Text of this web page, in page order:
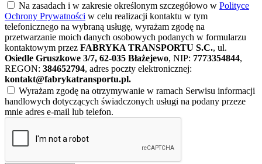
Na zasadach i w zakresie określonym szczegółowo w Polityce
Ochrony Prywatności w celu realizacji kontaktu w tym
telefonicznego na wybraną usługę, wyrażam zgodę na
przetwarzanie moich danych osobowych podanych w formularzu
kontaktowym przez FABRYKA TRANSPORTU S.C., ul.
Osiedle Gruszkowe 3/7, 62-035 Błażejewo, NIP: 7773354844,
REGON: 384652794, adres poczty elektronicznej:
kontakt@fabrykatransportu.pl.
Wyrażam zgodę na otrzymywanie w ramach Serwisu informacji
handlowych dotyczących świadczonych usługi na podany przeze
mnie adres e-mail lub telefon.